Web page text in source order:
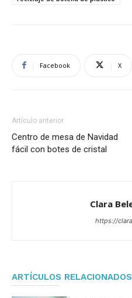
Facebook X
Artículo anterior
Centro de mesa de Navidad
fácil con botes de cristal
Clara
https://
ARTÍCULOS RELACIONADOS